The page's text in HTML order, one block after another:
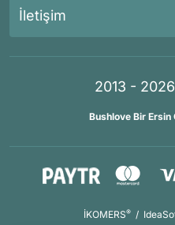
İletişim
2013 -
Bushlove Bir Ersin
İKOMERS® /